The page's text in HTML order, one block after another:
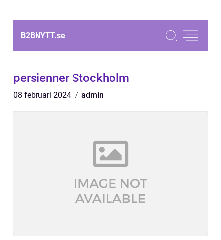
B2BNYTT.se
persienner Stockholm
08 februari 2024 admin